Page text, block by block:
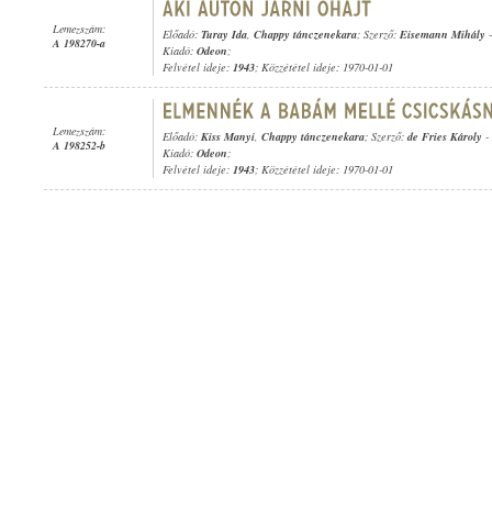
Lemezszám:
A 198270-a
Előadó: Turay Ida, Chappy tánczenekara; Szerző: Eisemann Mihály
Kiadó: Odeon;
Felvétel ideje: 1943; Közzététel ideje: 1970-01-01
Lemezszám:
A 198252-b
Előadó: Kiss Manyi, Chappy tánczenekara; Szerző:de Fries Károly -
Kiadó: Odeon;
Felvétel ideje: 1943; Közzététel ideje: 1970-01-01